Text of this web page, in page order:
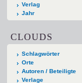
Verlag
Jahr
CLOUDS
Schlagwörter
Orte
Autoren / Beteiligte
Verlage